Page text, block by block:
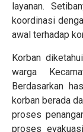
layanan.
koordinasi
awal terhadap
Korban
warga
Berdasarkan
korban berada
proses
proses